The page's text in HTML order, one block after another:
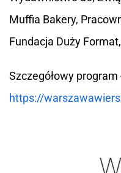
Muffia Bakery,
Fundacja Duży
Szczegółowy
https://